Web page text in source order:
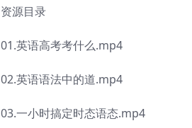
资源目录
01.英语高考考什么.mp4
02.英语语法中的道.mp4
03.一小时搞定时态语态.mp4